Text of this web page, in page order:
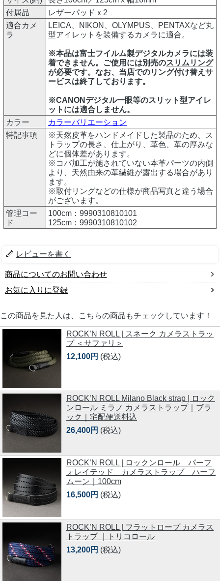
付属品
レザーパッドｘ2
適合カメ
ラ
LEICA、NIKON、OLYMPUS、PENTAXなど丸
型アイレットを装備するカメラに適合。
※本品は富士フイルム製デジタルカメラには装
着できません。ご使用には別売のスリムリング
が必要です。なお、当店でのリング付け替えサ
ービスは終了しております。
※CANONデジタル一眼等のスリット型アイレ
ットには適合しません。
カラー
カラーバリエーション
特記事項
※天然皮革をハンドメイドした製品のため、ス
トラップの長さ、仕上がり、革色、革の厚みな
どに個体差があります。
※コバ加工が施されていない本革パーツの内側
より、天然由来の革繊維が露出する場合があり
ます。
※取付リングなどの仕様が商品写真と違う場合
がございます。
管理コー
ド
100cm：9990310810101
125cm：9990310810102
レビューを書く
商品についてのお問い合わせ
お気に入りに登録
この商品を見た人は、こちらの商品もチェックしています！
ROCK’N ROLL | スネーク カメラストラッ
プ ＜サファリ＞
12,100円 (税込)
ROCK’N ROLL Milano Black strap | ロック
ンロール ミラノ カメラストラップ｜ブラ
ック｜宅配便送料込
26,400円 (税込)
ROCK’N ROLL | ロックンロール パーフ
ォレイテッド カメラストラップ ハーフ
ムーン｜100cm
16,500円 (税込)
ROCK’N ROLL | フラットロープ カメラス
トラップ ｜トリコロール
13,200円 (税込)